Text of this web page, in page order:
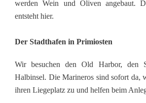
werden Wein und Oliven angebaut.
entsteht hier.
Der Stadthafen in Primiosten
Wir besuchen den Old Harbor, den
Halbinsel. Die Marineros sind sofort da,
ihren Liegeplatz zu und helfen beim